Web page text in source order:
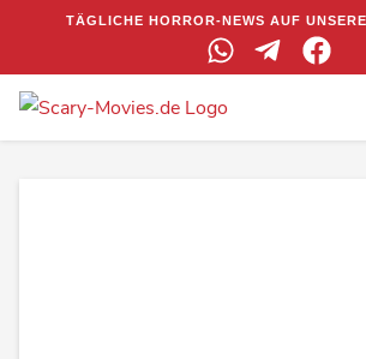
TÄGLICHE HORROR-NEWS AUF